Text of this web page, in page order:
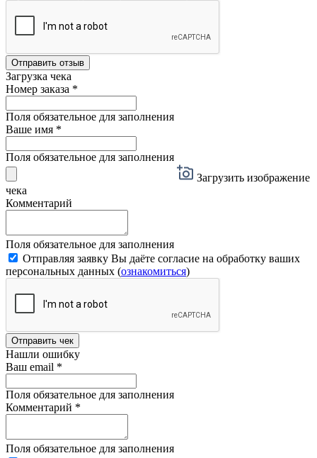
Отправить отзыв
Загрузка чека
Номер заказа *
Поля обязательное для заполнения
Ваше имя *
Поля обязательное для заполнения
Загрузить изображение
чека
Комментарий
Поля обязательное для заполнения
Отправляя заявку Вы даёте согласие на обработку ваших
персональных данных (ознакомиться)
Отправить чек
Нашли ошибку
Ваш email *
Поля обязательное для заполнения
Комментарий *
Поля обязательное для заполнения